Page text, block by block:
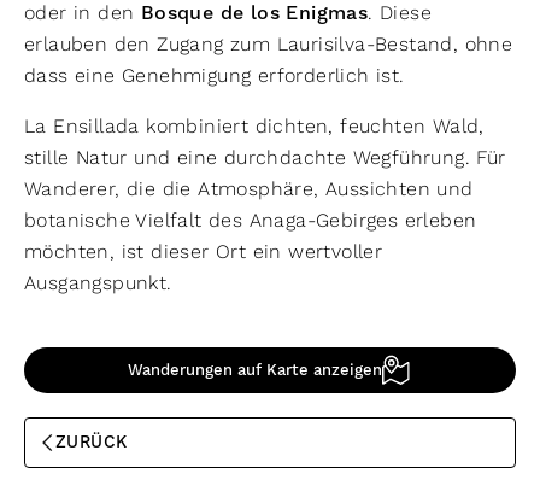
oder in den Bosque de los Enigmas. Diese
erlauben den Zugang zum Laurisilva-Bestand, ohne
dass eine Genehmigung erforderlich ist.
La Ensillada kombiniert dichten, feuchten Wald,
stille Natur und eine durchdachte Wegführung. Für
Wanderer, die die Atmosphäre, Aussichten und
botanische Vielfalt des Anaga-Gebirges erleben
möchten, ist dieser Ort ein wertvoller
Ausgangspunkt.
Wanderungen auf Karte anzeigen
ZURÜCK